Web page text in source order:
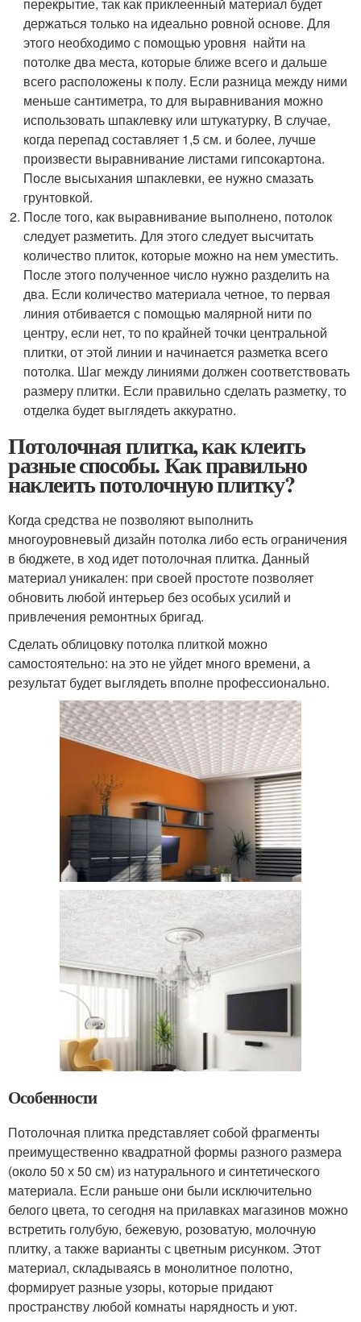
держаться только на идеально ровной основе. Для
этого необходимо с помощью уровня найти на
потолке два места, которые ближе всего и дальше
всего расположены к полу. Если разница между ними
меньше сантиметра, то для выравнивания можно
использовать шпаклевку или штукатурку, В случае,
когда перепад составляет 1,5 см. и более, лучше
произвести выравнивание листами гипсокартона.
После высыхания шпаклевки, ее нужно смазать
грунтовкой.
После того, как выравнивание выполнено, потолок
следует разметить. Для этого следует высчитать
количество плиток, которые можно на нем уместить.
После этого полученное число нужно разделить на
два. Если количество материала четное, то первая
линия отбивается с помощью малярной нити по
центру, если нет, то по крайней точки центральной
плитки, от этой линии и начинается разметка всего
потолка. Шаг между линиями должен соответствовать
размеру плитки. Если правильно сделать разметку, то
отделка будет выглядеть аккуратно.
Потолочная плитка, как клеить
разные способы. Как правильно
наклеить потолочную плитку?
Когда средства не позволяют выполнить
многоуровневый дизайн потолка либо есть ограничения
в бюджете, в ход идет потолочная плитка. Данный
материал уникален: при своей простоте позволяет
обновить любой интерьер без особых усилий и
привлечения ремонтных бригад.
Сделать облицовку потолка плиткой можно
самостоятельно: на это не уйдет много времени, а
результат будет выглядеть вполне профессионально.
Особенности
Потолочная плитка представляет собой фрагменты
преимущественно квадратной формы разного размера
(около 50 х 50 см) из натурального и синтетического
материала. Если раньше они были исключительно
белого цвета, то сегодня на прилавках магазинов можно
встретить голубую, бежевую, розоватую, молочную
плитку, а также варианты с цветным рисунком. Этот
материал, складываясь в монолитное полотно,
формирует разные узоры, которые придают
пространству любой комнаты нарядность и уют.